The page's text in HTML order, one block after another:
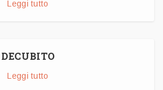
Leggi tutto
DECUBITO
Leggi tutto